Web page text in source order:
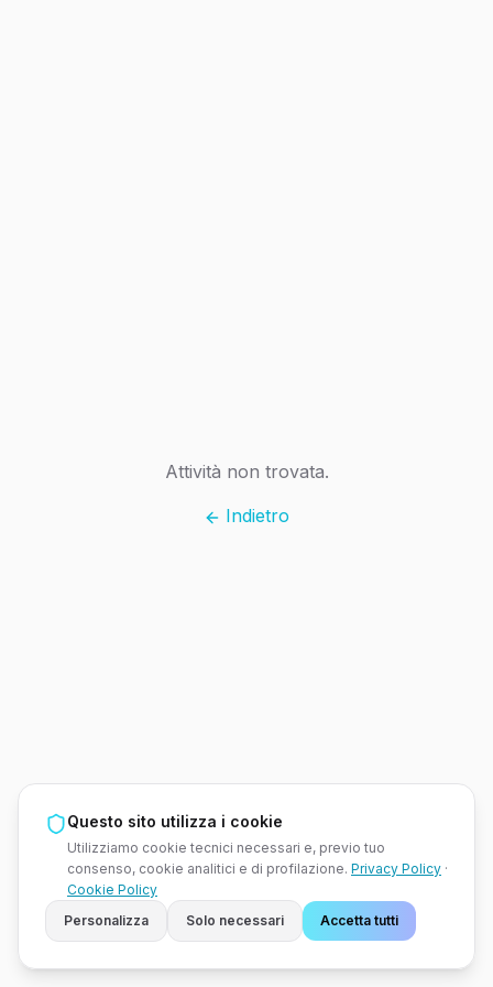
Attività non trovata.
Indietro
Questo sito utilizza i cookie
Utilizziamo cookie tecnici necessari e, previo tuo
consenso, cookie analitici e di profilazione. Privacy Policy ·
Cookie Policy
Personalizza
Solo necessari Accetta tutti